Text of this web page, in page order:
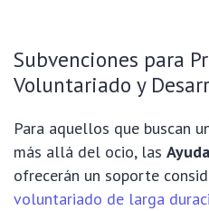
Subvenciones para
Voluntariado y
Para aquellos que buscan
más allá del ocio, las
ofrecerán un soporte
voluntariado de larga